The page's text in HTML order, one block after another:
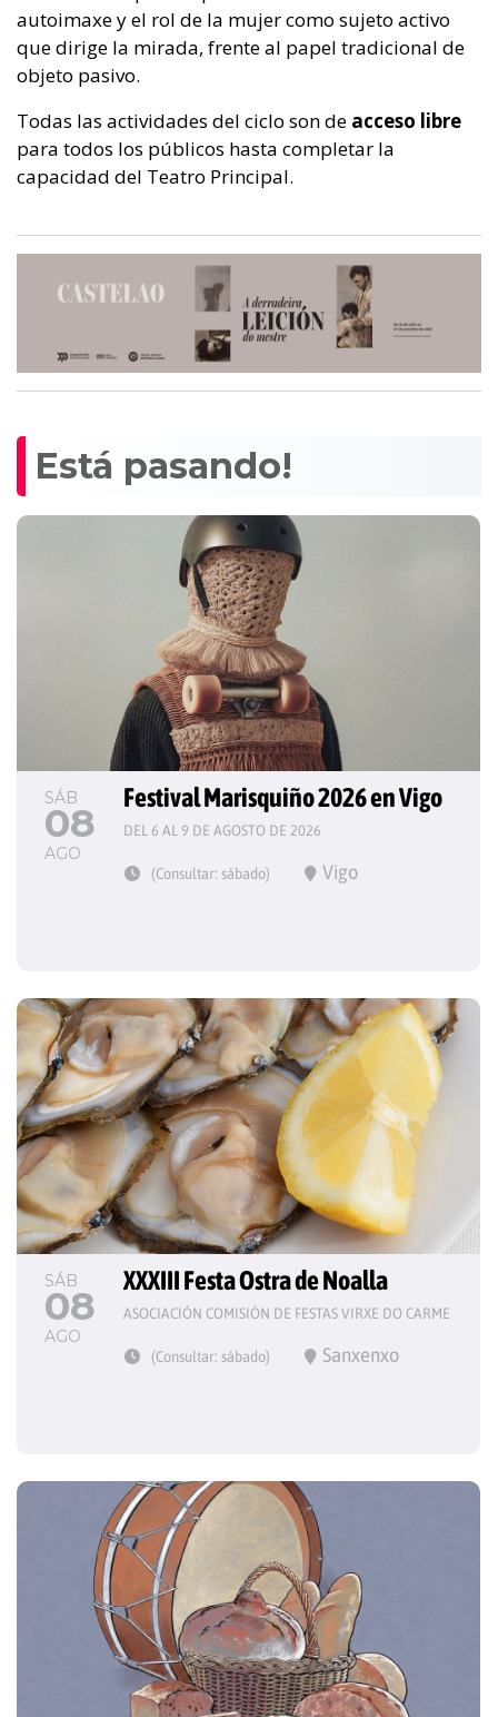
autoimaxe y el rol de la mujer como sujeto activo
que dirige la mirada, frente al papel tradicional de
objeto pasivo.
Todas las actividades del ciclo son de acceso libre
para todos los públicos hasta completar la
capacidad del Teatro Principal.
Está pasando!
SÁB
08
AGO
Festival Marisquiño 2026 en Vigo
DEL 6 AL 9 DE AGOSTO DE 2026
(Consultar: sábado) Vigo
SÁB
08
AGO
XXXIII Festa Ostra de Noalla
ASOCIACIÓN COMISIÓN DE FESTAS VIRXE DO CARME
(Consultar: sábado) Sanxenxo